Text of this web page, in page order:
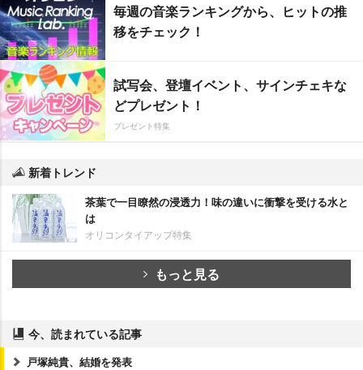
毎週の音楽ランキングから、ヒットの推
移をチェック！
試写会、登壇イベント、サインチェキな
どプレゼント！
プレゼント特集
新着トレンド
茶葉で一目瞭然の浸透力！味の違いに衝撃を受ける水と
は
オリコンタイアップ特集
もっと見る
今、読まれている記事
戸塚純貴、結婚を発表